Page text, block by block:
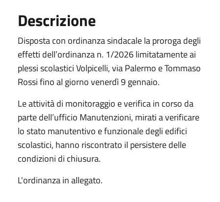
Descrizione
Disposta con ordinanza sindacale la proroga degli
effetti dell’ordinanza n. 1/2026 limitatamente ai
plessi scolastici Volpicelli, via Palermo e Tommaso
Rossi fino al giorno venerdì 9 gennaio.
Le attività di monitoraggio e verifica in corso da
parte dell’ufficio Manutenzioni, mirati a verificare
lo stato manutentivo e funzionale degli edifici
scolastici, hanno riscontrato il persistere delle
condizioni di chiusura.
L'ordinanza in allegato.